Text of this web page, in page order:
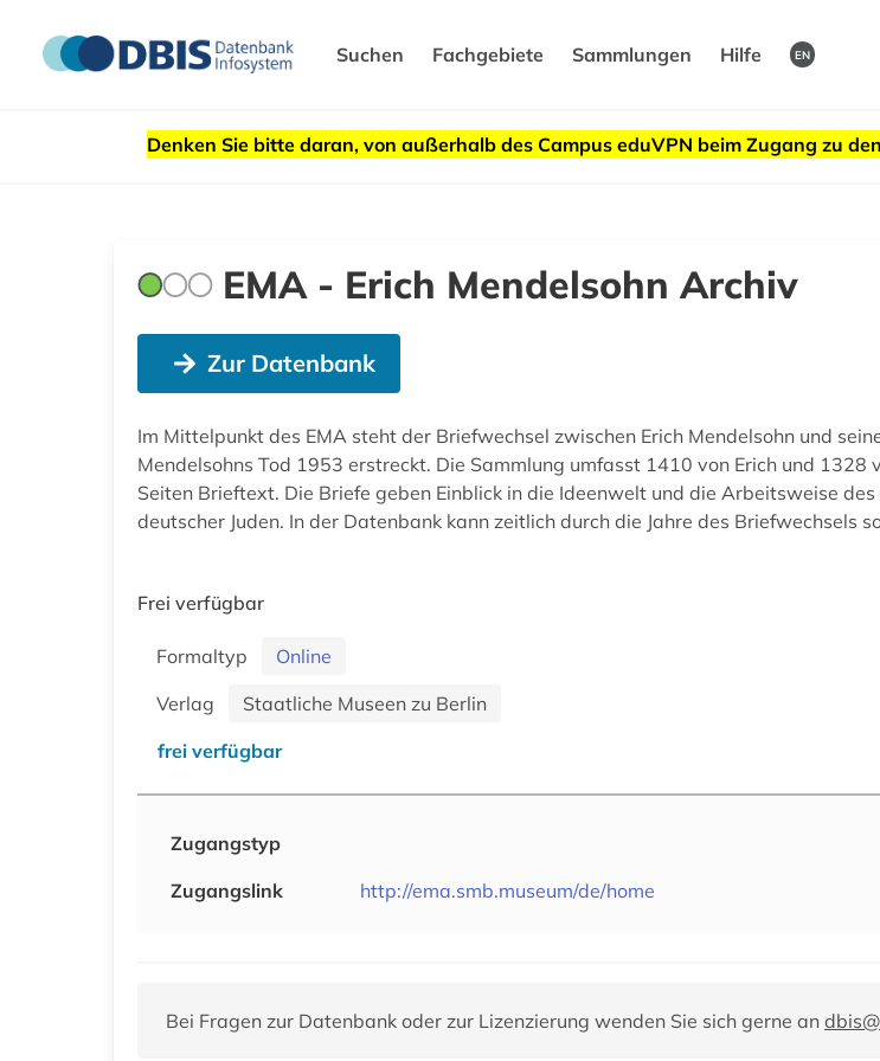
Suchen Fachgebiete Sammlungen Hilfe EN
Denken Sie bitte daran, von außerhalb des Campus eduVPN beim Zugang zu
EMA - Erich Mendelsohn Archiv
Zur Datenbank
Im Mittelpunkt des EMA steht der Briefwechsel zwischen Erich Mendelsohn und
Mendelsohns Tod 1953 erstreckt. Die Sammlung umfasst 1410 von Erich und
Seiten Brieftext. Die Briefe geben Einblick in die Ideenwelt und die Arbeitsweise
deutscher Juden. In der Datenbank kann zeitlich durch die Jahre des Briefwechsels
Frei verfügbar
Formaltyp
Online
Verlag
Staatliche Museen zu Berlin
frei verfügbar
Zugangstyp
Zugangslink
http://ema.smb.museum/de/home
Bei Fragen zur Datenbank oder zur Lizenzierung wenden Sie sich gerne an